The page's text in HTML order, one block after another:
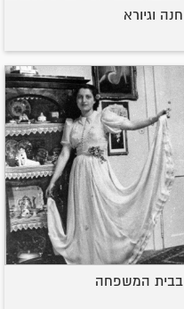
חנה וגיורא
בבית המשפחה